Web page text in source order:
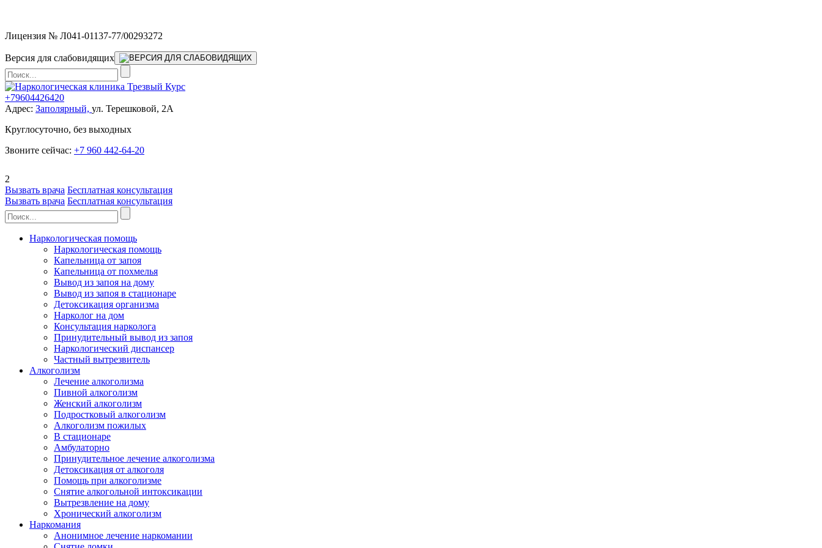
Лицензия № Л041-01137-77/00293272
Версия для слабовидящих
+79604426420
Адрес: Заполярный, ул. Терешковой, 2А
Круглосуточно, без выходных
Звоните сейчас: +7 960 442-64-20
2
Вызвать врача Бесплатная консультация
Вызвать врача Бесплатная консультация
Наркологическая помощь
Наркологическая помощь
Капельница от запоя
Капельница от похмелья
Вывод из запоя на дому
Вывод из запоя в стационаре
Детоксикация организма
Нарколог на дом
Консультация нарколога
Принудительный вывод из запоя
Наркологический диспансер
Частный вытрезвитель
Алкоголизм
Лечение алкоголизма
Пивной алкоголизм
Женский алкоголизм
Подростковый алкоголизм
Алкоголизм пожилых
В стационаре
Амбулаторно
Принудительное лечение алкоголизма
Детоксикация от алкоголя
Помощь при алкоголизме
Снятие алкогольной интоксикации
Вытрезвление на дому
Хронический алкоголизм
Наркомания
Анонимное лечение наркомании